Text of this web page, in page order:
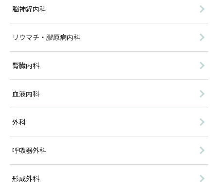
脳神経内科
リウマチ・膠原病内科
腎臓内科
血液内科
外科
呼吸器外科
形成外科